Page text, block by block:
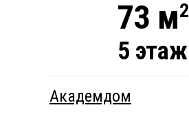
73 м2
5 этаж
Академдом